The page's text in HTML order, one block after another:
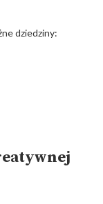
dziedziny: